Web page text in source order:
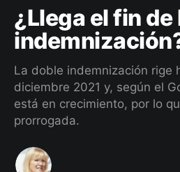
¿Llega el fin de
La doble indemnización rige
diciembre 2021 y, según el
está en crecimiento, por lo
prorrogada.